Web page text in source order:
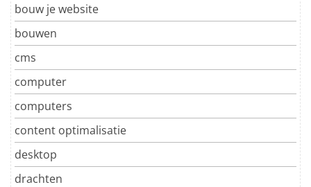
bouw je website
bouwen
cms
computer
computers
content optimalisatie
desktop
drachten